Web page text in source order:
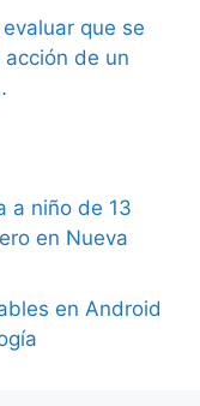
que se
de un
a niño de 13
en Nueva
en Android